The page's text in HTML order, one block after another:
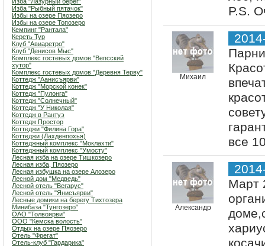
Изба "Рыбный пятачок"
Избы на озере Пяозеро
Избы на озере Топозеро
Кемпинг "Рантала"
Кереть Тур
Клуб "Авиаретро"
Клуб "Денисов Мыс"
Комплекс гостевых домов "Вепсский
хутор"
Комплекс гостевых домов "Деревня Терву"
Коттедж "Аанисъярви"
Коттедж "Морской конек"
Коттедж "Пулонга"
Коттедж "Солнечный"
Коттедж "У Николая"
Коттедж в Рантуэ
Коттедж Простор
Коттеджи "Филина Гора"
Коттеджи (Лахденпохья)
Коттеджный комплекс "Мoклахти"
Коттеджный комплекс "Умосту"
Лесная изба на озере Тишкозеро
Лесная изба, Пяозеро
Лесная избушка на озере Алозеро
Лесной дом "Медведь"
Лесной отель "Вегарус"
Лесной отель "Янисъярви"
Лесные домики на берегу Тихтозера
Минибаза "Тунгозеро"
ОАО "Толвоярви"
ООО "Кемска волость"
Отдых на озере Пяозеро
Отель "Фрегат"
Отель-клуб "Гардарика"
P.S.
Михаил
все
Александр
Март